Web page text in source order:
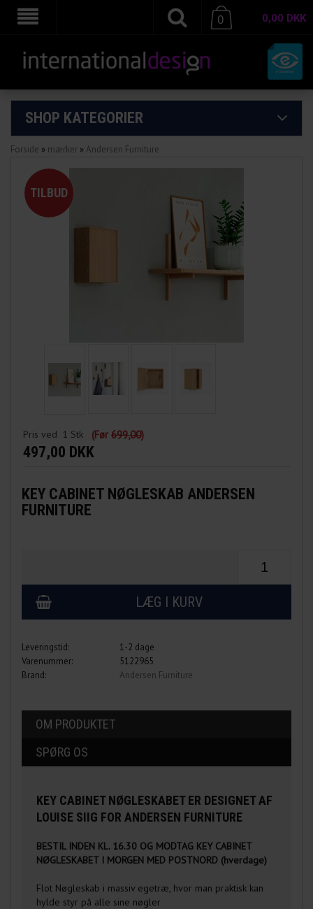
0,00 DKK
0
SHOP KATEGORIER
Forside » mærker »Andersen Furniture
Pris ved 1 Stk (Før 699,00)
497,00 DKK
KEY CABINET NØGLESKAB ANDERSEN
FURNITURE
1-2 dage
Leveringstid:
5122965
Varenummer:
Andersen Furniture
Brand:
OM PRODUKTET
SPØRG OS
KEY CABINET NØGLESKABET ER DESIGNET AF
LOUISE SIIG FOR ANDERSEN FURNITURE
BESTIL INDEN KL. 16.30 OG MODTAG KEY CABINET
NØGLESKABET I MORGEN MED POSTNORD (hverdage)
Flot Nøgleskab i massiv egetræ, hvor man praktisk kan
hylde styr på alle sine nøgler